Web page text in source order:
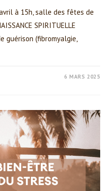
à 15h, salle des fêtes de
SPIRITUELLE
guérison (fibromyalgie,
6 MARS 2025